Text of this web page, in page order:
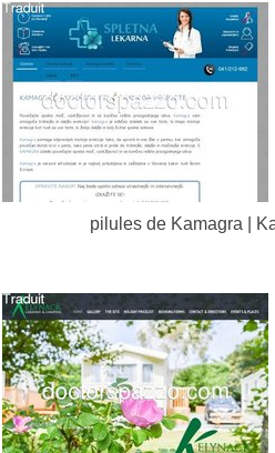
pilules de Kamagra |